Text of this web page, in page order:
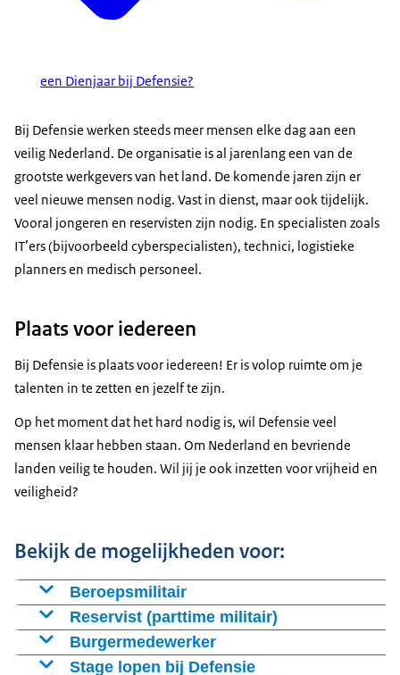
een Dienjaar bij Defensie?
Bij Defensie werken steeds meer mensen elke dag aan een
veilig Nederland. De organisatie is al jarenlang een van de
grootste werkgevers van het land. De komende jaren zijn er
veel nieuwe mensen nodig. Vast in dienst, maar ook tijdelijk.
Vooral jongeren en reservisten zijn nodig. En specialisten zoals
IT’ers (bijvoorbeeld cyberspecialisten), technici, logistieke
planners en medisch personeel.
Plaats voor iedereen
Bij Defensie is plaats voor iedereen! Er is volop ruimte om je
talenten in te zetten en jezelf te zijn.
Op het moment dat het hard nodig is, wil Defensie veel
mensen klaar hebben staan. Om Nederland en bevriende
landen veilig te houden. Wil jij je ook inzetten voor vrijheid en
veiligheid?
Bekijk de mogelijkheden voor:
Beroepsmilitair
Start je
Reservist (parttime militair)
Naast je werk of studie
Burgermedewerker
Stage lopen bij Defensie